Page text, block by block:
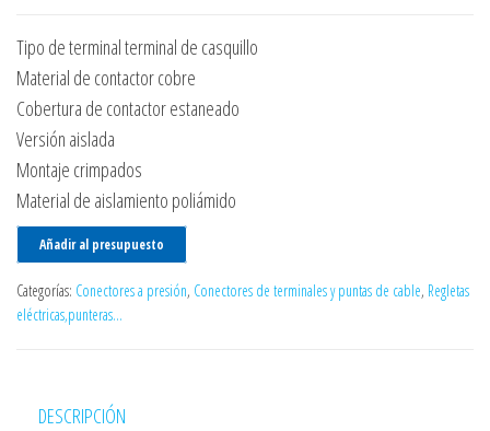
Tipo de terminal terminal de casquillo
Material de contactor cobre
Cobertura de contactor estaneado
Versión aislada
Montaje crimpados
Material de aislamiento poliámido
Añadir al presupuesto
Categorías: Conectores a presión, Conectores de terminales y puntas de cable, Regletas
eléctricas,punteras...
DESCRIPCIÓN